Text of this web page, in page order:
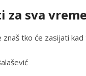
za sva
znaš tko će zasijati